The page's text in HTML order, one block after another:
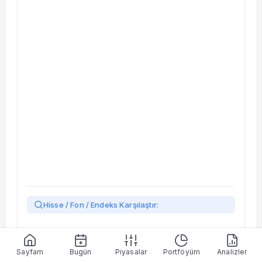
Hisse / Fon / Endeks Karşılaştır:
Sayfam Bugün Piyasalar Portföyüm Analizler